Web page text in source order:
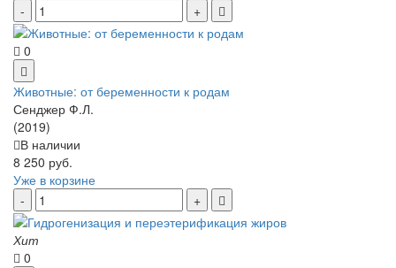
0
Животные: от беременности к родам
Сенджер Ф.Л.
(2019)
В наличии
8 250 руб.
Уже в корзине
Хит
0